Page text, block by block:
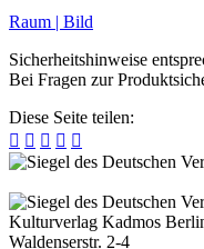
Raum | Bild
Sicherheitshinweise
Bei Fragen zur
Diese Seite teilen:
    
Kulturverlag Kadmos
Waldenserstr. 2-4